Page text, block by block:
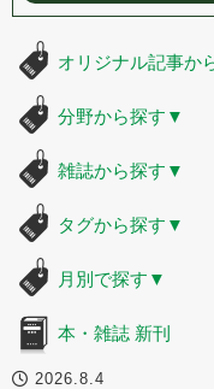
オリジナル記事か
分野から探す ▼
雑誌から探す ▼
タグから探す ▼
月別で探す ▼
本・雑誌 新刊
2026.8.4